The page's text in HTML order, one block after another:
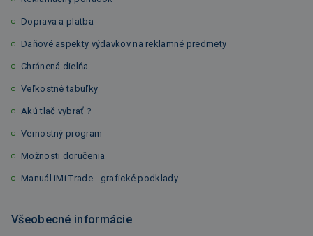
Doprava a platba
Daňové aspekty výdavkov na reklamné predmety
Chránená dielňa
Veľkostné tabuľky
Akú tlač vybrať ?
Vernostný program
Možnosti doručenia
Manuál iMi Trade - grafické podklady
Všeobecné informácie